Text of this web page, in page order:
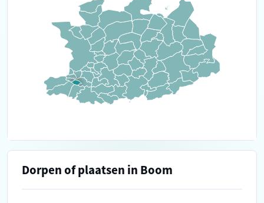
Dorpen of plaatsen in Boom